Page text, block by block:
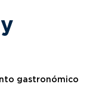
gastronómico